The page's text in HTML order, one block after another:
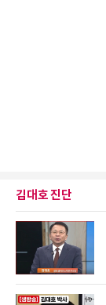
김대호 진단